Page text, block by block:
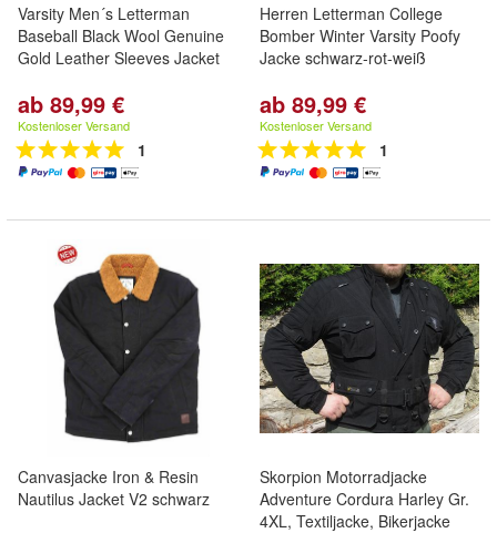
Varsity Men´s Letterman
Baseball Black Wool Genuine
Gold Leather Sleeves Jacket
ab 89,99 €
Kostenloser Versand
1
Herren Letterman College
Bomber Winter Varsity Poofy
Jacke schwarz-rot-weiß
ab 89,99 €
Kostenloser Versand
1
Canvasjacke Iron & Resin
Nautilus Jacket V2 schwarz
Skorpion Motorradjacke
Adventure Cordura Harley Gr.
4XL, Textiljacke, Bikerjacke